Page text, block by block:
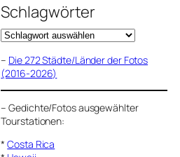
Schlagwörter
– Die 272 Städte/Länder der Fotos
(2016-2026)
–Gedichte/Fotos ausgewählter
Tourstationen:
*Costa Rica